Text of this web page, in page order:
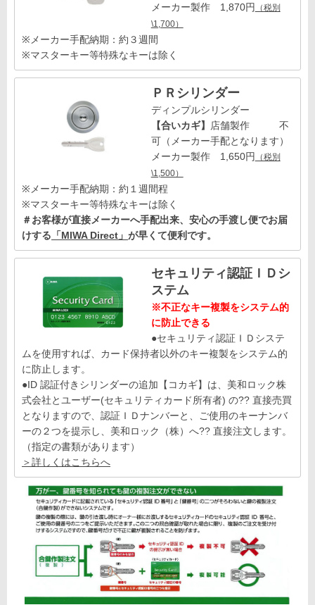
メーカー製作 1,870円
（税別
\1,700）
※メーカー手配納期：約３週間
※マスターキー等特殊なキーは除く
ＰＲシリンダー
ディンプルシリンダー
【合いカギ】
店舗製作 不
可（メーカー手配となります）
メーカー製作 1,650円
（税別
\1,500）
※メーカー手配納期：約１週間程
※マスターキー等特殊なキーは除く
＃お客様が直接メーカーへ手配出来、安心の手渡し便でお届
けする 「MIWA Direct」 が早くて便利です。
セキュリティ認証ＩＤシ
ステム
※不正なキー複製をシステム的
に防止できる
●セキュリティ認証ＩＤシステ
ムを使用すれば、カード保持者以外のキー複製をシステム的
に防止します。
●ID 認証付きシリンダーの追加【コカギ】は、美和ロック株
式会社とユーザー(セキュリティカード所有者) の?? 直接売買
となりますので、認証ＩＤナンバーと、ご使用のキーナンバ
ーの２つを提示し、美和ロック（株）へ?? 直接注文します。
（指定の書類があります）
＞詳しくはこちらへ